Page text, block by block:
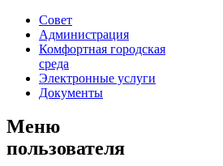
Совет
Администрация
Комфортная городская
среда
Электронные услуги
Документы
Меню
пользователя